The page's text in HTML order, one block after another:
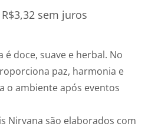
R$3,32 sem juros
é doce, suave e herbal. No
paz, harmonia e
o ambiente após eventos
Nirvana são elaborados com